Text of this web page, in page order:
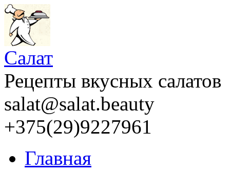
Салат
Рецепты вкусных салатов
salat@salat.beauty
+375(29)9227961
Главная